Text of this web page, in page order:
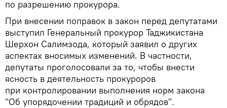
по разрешению прокурора.
При внесении поправок в закон перед депутатами
выступил Генеральный прокурор Таджикистана
Шерхон Салимзода, который заявил о других
аспектах вносимых изменений. В частности,
депутаты проголосовали за то, чтобы внести
ясность в деятельность прокуроров
при контролировании выполнения норм закона
"Об упорядочении традиций и обрядов".